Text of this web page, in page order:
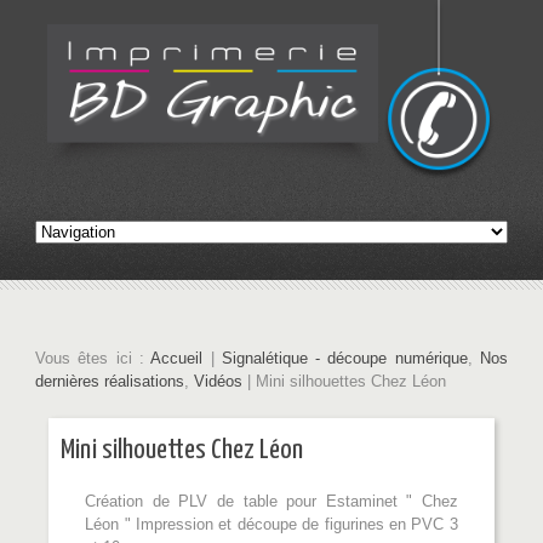
Vous êtes ici :Accueil | Signalétique - découpe numérique, Nos
dernières réalisations Vidéos | Mini silhouettes Chez Léon
Mini silhouettes Chez Léon
Création de PLV de table pour Estaminet " Chez
Léon " Impression et découpe de figurines en PVC 3